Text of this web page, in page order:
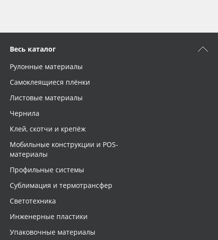
Весь каталог
Рулонные материалы
Самоклеящиеся плёнки
Листовые материалы
Чернила
Клей, скотчи и крепёж
Мобильные конструкции и POS-
материалы
Профильные системы
Сублимация и термотрансфер
Светотехника
Инженерные пластики
Упаковочные материалы